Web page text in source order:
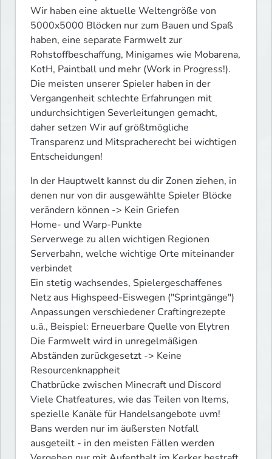
Wir haben eine aktuelle Weltengröße von
5000x5000 Blöcken nur zum Bauen und Spaß
haben, eine separate Farmwelt zur
Rohstoffbeschaffung, Minigames wie Mobarena,
KotH, Paintball und mehr (Work in Progress!).
Die meisten unserer Spieler haben in der
Vergangenheit schlechte Erfahrungen mit
undurchsichtigen Severleitungen gemacht,
daher setzen Wir auf größtmögliche
Transparenz und Mitspracherecht bei wichtigen
Entscheidungen!
In der Hauptwelt kannst du dir Zonen ziehen, in
denen nur von dir ausgewählte Spieler Blöcke
verändern können -> Kein Griefen
Home- und Warp-Punkte
Serverwege zu allen wichtigen Regionen
Serverbahn, welche wichtige Orte miteinander
verbindet
Ein stetig wachsendes, Spielergeschaffenes
Netz aus Highspeed-Eiswegen ("Sprintgänge")
Anpassungen verschiedener Craftingrezepte
u.ä., Beispiel: Erneuerbare Quelle von Elytren
Die Farmwelt wird in unregelmäßigen
Abständen zurückgesetzt -> Keine
Resourcenknappheit
Chatbrücke zwischen Minecraft und Discord
Viele Chatfeatures, wie das Teilen von Items,
spezielle Kanäle für Handelsangebote uvm!
Bans werden nur im äußersten Notfall
ausgeteilt - in den meisten Fällen werden